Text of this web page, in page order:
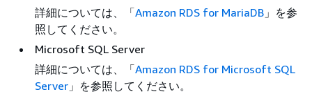
詳細については、「Amazon RDS for MariaDB 」を参
照してください。
Microsoft SQL Server
詳細については、「Amazon RDS for Microsoft SQL
Server 」を参照してください。